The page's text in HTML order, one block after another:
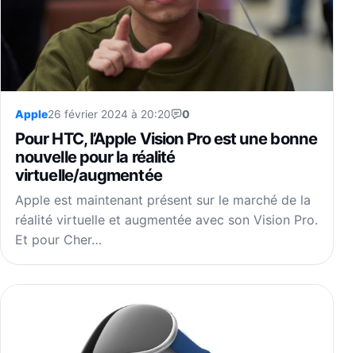
Apple26 février 2024 à 20:20 0
Pour HTC, l’Apple Vision Pro est une bonne
nouvelle pour la réalité
virtuelle/augmentée
Apple est maintenant présent sur le marché de la
réalité virtuelle et augmentée avec son Vision Pro.
Et pour Cher…